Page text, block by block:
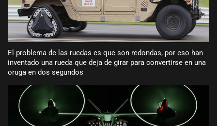
El problema de las ruedas es que son redondas, por eso han
inventado una rueda que deja de girar para convertirse en una
oruga en dos segundos